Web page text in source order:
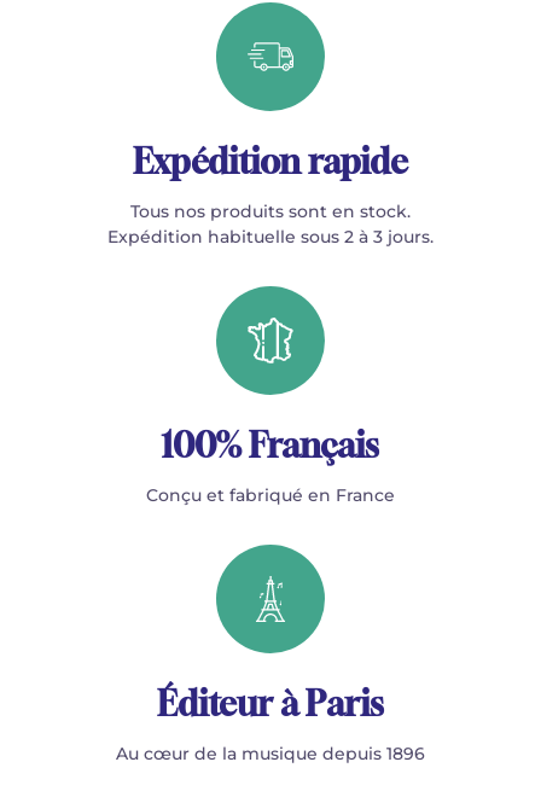
Expédition rapide
Tous nos produits sont en stock.
Expédition habituelle sous 2 à 3 jours.
100% Français
Conçu et fabriqué en France
Éditeur à Paris
Au cœur de la musique depuis 1896